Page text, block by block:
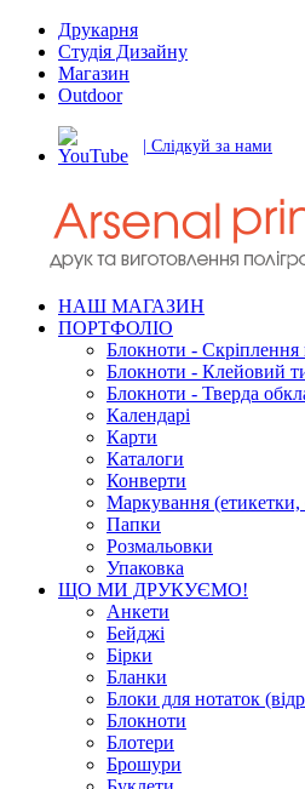
Друкарня
Студія Дизайну
Магазин
Outdoor
| Слідкуй за нами
НАШ МАГАЗИН
ПОРТФОЛІО
Блокноти -
Блокноти - Клейовий
Блокноти - Тверда
Календарі
Карти
Каталоги
Конверти
Маркування (етикетки,
Папки
Розмальовки
Упаковка
ЩО МИ ДРУКУЄМО!
Анкети
Бейджі
Бірки
Бланки
Блоки для нотаток
Блокноти
Блотери
Брошури